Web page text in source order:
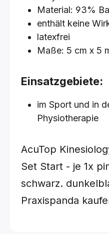
Material: 93%
enthält keine
latexfrei
Maße: 5 cm x 5
Einsatzgebiete:
im Sport und in
Physiotherapie
AcuTop
Set Start - je 1x
schwarz.
Praxispanda